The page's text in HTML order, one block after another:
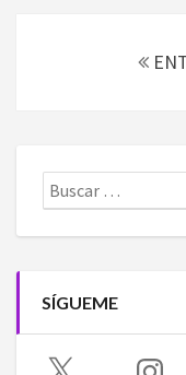
Buscar:
SÍGUEME
X